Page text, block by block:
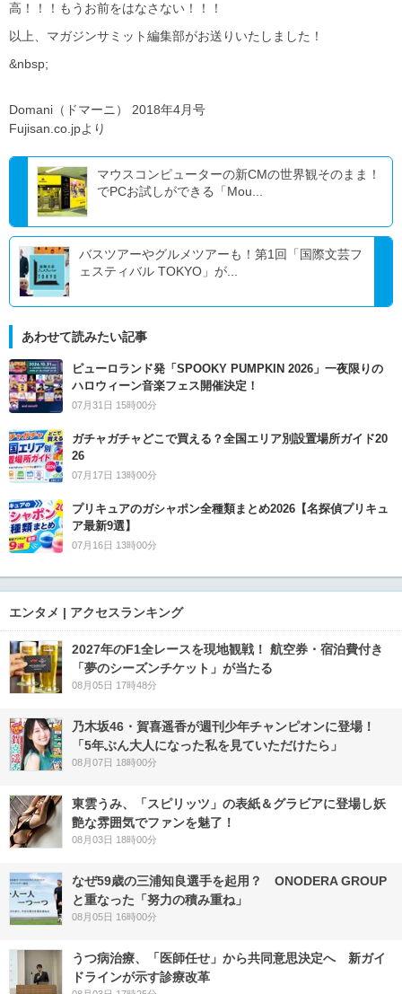
高！！！もうお前をはなさない！！！
以上、マガジンサミット編集部がお送りいたしました！
&nbsp;
Domani（ドマーニ） 2018年4月号
Fujisan.co.jpより
マウスコンピューターの新CMの世界観そのまま！
でPCお試しができる「Mou...
バスツアーやグルメツアーも！第1回「国際⽂芸フ
ェスティバル TOKYO」が...
あわせて読みたい記事
ピューロランド発「SPOOKY PUMPKIN 2026」一夜限りの
ハロウィーン音楽フェス開催決定！
07月31日 15時00分
ガチャガチャどこで買える？全国エリア別設置場所ガイド20
26
07月17日 13時00分
プリキュアのガシャポン全種類まとめ2026【名探偵プリキュ
ア最新9選】
07月16日 13時00分
エンタメ | アクセスランキング
2027年のF1全レースを現地観戦！ 航空券・宿泊費付き
「夢のシーズンチケット」が当たる
08月05日 17時48分
乃木坂46・賀喜遥香が週刊少年チャンピオンに登場！
「5年ぶん大人になった私を見ていただけたら」
08月07日 18時00分
東雲うみ、「スピリッツ」の表紙＆グラビアに登場し妖
艶な雰囲気でファンを魅了！
08月03日 18時00分
なぜ59歳の三浦知良選手を起用？ ONODERA GROUP
と重なった「努力の積み重ね」
08月05日 16時00分
うつ病治療、「医師任せ」から共同意思決定へ 新ガイ
ドラインが示す診療改革